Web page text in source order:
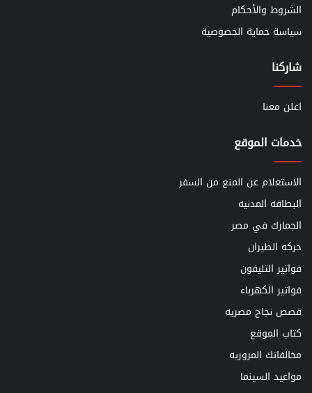
الشروط والأحكام
سياسة حماية الخصوصية
شاركنا
اعلن معنا
خدمات الموقع
الاستعلام عن المنع من السفر
البطاقه المدنيه
الجمارك في مصر
حركه الطيران
فواتير التليفون
فواتير الكهرباء
قصص نجاح مصريه
كتاب الموقع
مخالفاتك المروريه
مواعيد السينما